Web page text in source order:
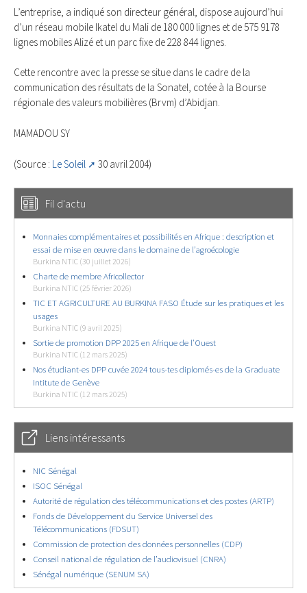
L’entreprise, a indiqué son directeur général, dispose aujourd’hui
d’un réseau mobile Ikatel du Mali de 180 000 lignes et de 575 9178
lignes mobiles Alizé et un parc fixe de 228 844 lignes.
Cette rencontre avec la presse se situe dans le cadre de la
communication des résultats de la Sonatel, cotée à la Bourse
régionale des valeurs mobilières (Brvm) d’Abidjan.
MAMADOU SY
(Source : Le Soleil 30 avril 2004)
Fil d'actu
Monnaies complémentaires et possibilités en Afrique : description et
essai de mise en œuvre dans le domaine de l’agroécologie
Burkina NTIC (30 juillet 2026)
Charte de membre Africollector
Burkina NTIC (25 février 2026)
TIC ET AGRICULTURE AU BURKINA FASO Étude sur les pratiques et les
usages
Burkina NTIC (9 avril 2025)
Sortie de promotion DPP 2025 en Afrique de l’Ouest
Burkina NTIC (12 mars 2025)
Nos étudiant-es DPP cuvée 2024 tous-tes diplomés-es de la Graduate
Intitute de Genève
Burkina NTIC (12 mars 2025)
Liens intéressants
NIC Sénégal
ISOC Sénégal
Autorité de régulation des télécommunications et des postes (ARTP)
Fonds de Développement du Service Universel des
Télécommunications (FDSUT)
Commission de protection des données personnelles (CDP)
Conseil national de régulation de l’audiovisuel (CNRA)
Sénégal numérique (SENUM SA)